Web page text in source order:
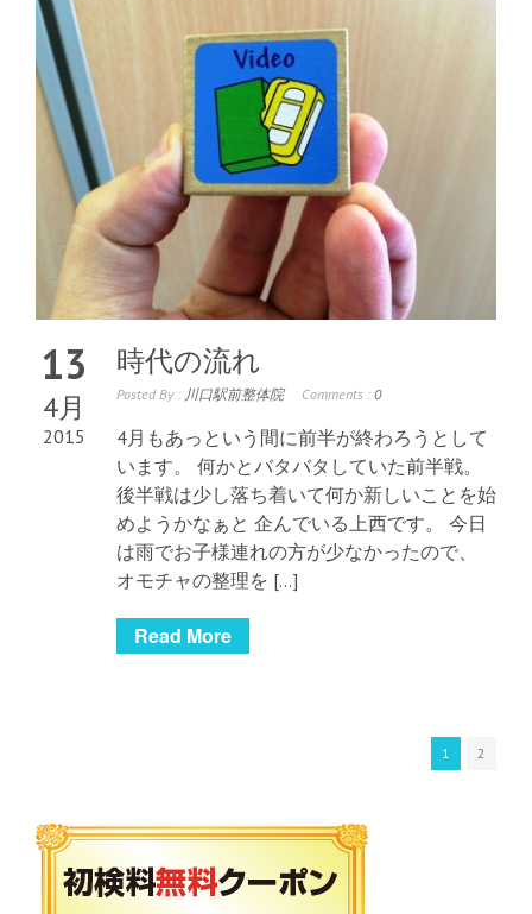
13
4月
2015
時代の流れ
Posted By : 川口駅前整体院 Comments : 0
4月もあっという間に前半が終わろうとして
います。 何かとバタバタしていた前半戦。
後半戦は少し落ち着いて何か新しいことを始
めようかなぁと 企んでいる上西です。 今日
は雨でお子様連れの方が少なかったので、
オモチャの整理を […]
Read More
1 2